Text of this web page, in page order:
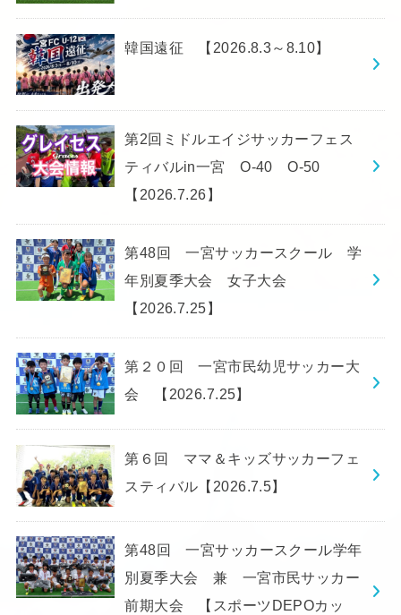
韓国遠征 【2026.8.3～8.10】
第2回ミドルエイジサッカーフェス
ティバルin一宮 O-40 O-50
【2026.7.26】
第48回 一宮サッカースクール 学
年別夏季大会 女子大会
【2026.7.25】
第２０回 一宮市民幼児サッカー大
会 【2026.7.25】
第６回 ママ＆キッズサッカーフェ
スティバル【2026.7.5】
第48回 一宮サッカースクール学年
別夏季大会 兼 一宮市民サッカー
前期大会 【スポーツDEPOカッ